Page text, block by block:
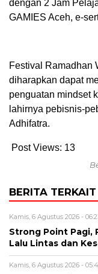
dengan 2 Jam
GAMIES Aceh, e-
Festival Ramadhan
diharapkan dapat
penguatan mindset
lahirnya pebisnis-
Adhifatra.
Post Views: 13
BERITA TERKAIT
Kamis, 6 Agustus 2026 -
Strong Point Pagi,
Lalu Lintas dan
Kamis, 6 Agustus 2026 -